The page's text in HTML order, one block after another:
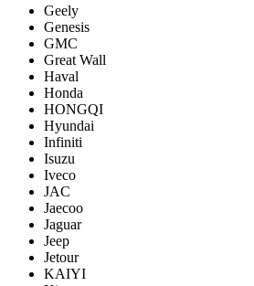
Geely
Genesis
GMC
Great Wall
Haval
Honda
HONGQI
Hyundai
Infiniti
Isuzu
Iveco
JAC
Jaecoo
Jaguar
Jeep
Jetour
KAIYI